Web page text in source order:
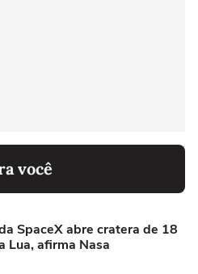
você
SpaceX abre cratera de 18
Lua, afirma Nasa